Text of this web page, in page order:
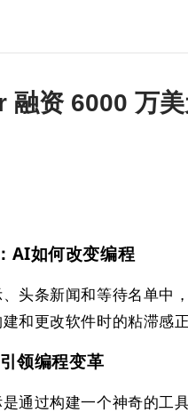
融资 6000 万
AI如何改变编程
头条新闻和等待名单中
和更改软件时的粘滞感
领编程变革
通过构建一个神奇的工